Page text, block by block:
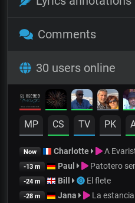
Comments
30 users online
MP CS TV PK
Now Charlotte A
-13 m Paul Patotero
-24 m Bill El flete
-28 m Jana La estancia